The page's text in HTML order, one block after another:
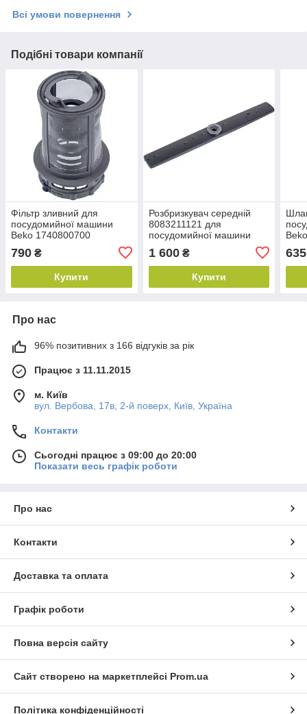
Всі умови повернення
Подібні товари компанії
Фільтр зливний для
посудомийної машини
Beko 1740800700
790 ₴
Купити
Розбризкувач середній
8083211121 для
посудомийної машини
1 600₴
Купити
635
Про нас
96% позитивних з 166 відгуків за рік
Працює з 11.11.2015
м. Київ
вул. Вербова, 17в, 2-й поверх, Київ, Україна
Контакти
Сьогодні працює з 09:00 до 20:00
Показати весь графік роботи
Про нас
Контакти
Доставка та оплата
Графік роботи
Повна версія сайту
Сайт створено на маркетплейсі Prom.ua
Політика конфіденційності